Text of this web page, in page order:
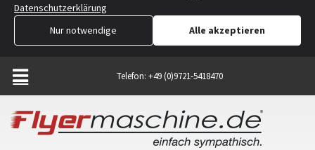
Datenschutzerklärung
Nur notwendige
Alle akzeptieren
Telefon: +49 (0)9721-5418470